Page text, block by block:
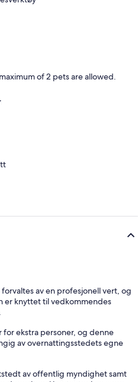
of 2 pets are allowed.
av en profesjonell vert, og
er knyttet til vedkommendes
ekstra personer, og denne
av overnattingsstedets egne
av offentlig myndighet samt